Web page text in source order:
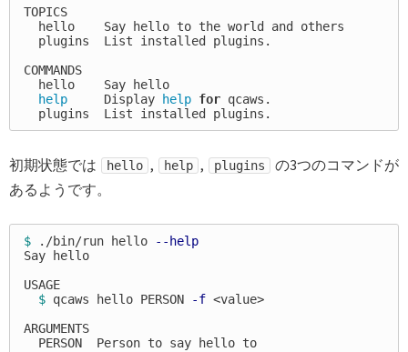
TOPICS
  hello    Say hello to the world and others
  plugins  List installed plugins.
COMMANDS
  hello    Say hello
help Display help for qcaws.
初期状態では hello , help , plugins
の3つのコマンドが
あるようです。
$ ./bin/run hello
--help
Say hello
USAGE
$ qcaws hello PERSON -f <value>
ARGUMENTS
  PERSON  Person to say hello to